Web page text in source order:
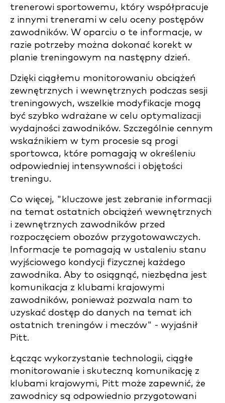
trenerowi sportowemu, który współpracuje
z innymi trenerami w celu oceny postępów
zawodników. W oparciu o te informacje, w
razie potrzeby można dokonać korekt w
planie treningowym na następny dzień.
Dzięki ciągłemu monitorowaniu obciążeń
zewnętrznych i wewnętrznych podczas sesji
treningowych, wszelkie modyfikacje mogą
być szybko wdrażane w celu optymalizacji
wydajności zawodników. Szczególnie cennym
wskaźnikiem w tym procesie są progi
sportowca, które pomagają w określeniu
odpowiedniej intensywności i objętości
treningu.
Co więcej, "kluczowe jest zebranie informacji
na temat ostatnich obciążeń wewnętrznych
i zewnętrznych zawodników przed
rozpoczęciem obozów przygotowawczych.
Informacje te pomagają w ustaleniu stanu
wyjściowego kondycji fizycznej każdego
zawodnika. Aby to osiągnąć, niezbędna jest
komunikacja z klubami krajowymi
zawodników, ponieważ pozwala nam to
uzyskać dostęp do danych na temat ich
ostatnich treningów i meczów" - wyjaśnił
Pitt.
Łącząc wykorzystanie technologii, ciągłe
monitorowanie i skuteczną komunikację z
klubami krajowymi, Pitt może zapewnić, że
zawodnicy są odpowiednio przygotowani